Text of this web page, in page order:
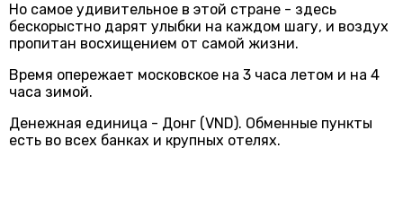
Но самое удивительное в этой стране - здесь
бескорыстно дарят улыбки на каждом шагу, и воздух
пропитан восхищением от самой жизни.
Время опережает московское на 3 часа летом и на 4
часа зимой.
Денежная единица - Донг (VND). Обменные пункты
есть во всех банках и крупных отелях.